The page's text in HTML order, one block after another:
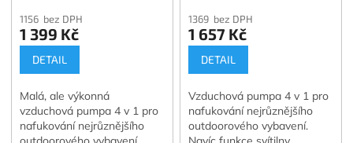
1156 bez DPH
1 399 Kč
DETAIL
Malá, ale výkonná
vzduchová pumpa 4 v 1 pro
nafukování nejrůznějšího
1369 bez DPH
1 657 Kč
DETAIL
Vzduchová pumpa 4 v 1 pro
nafukování nejrůznějšího
outdoorového vybavení.